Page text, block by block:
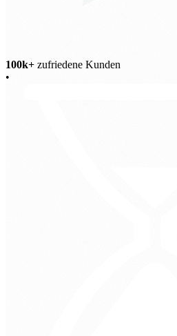
100k+ zufriedene Kunden
•